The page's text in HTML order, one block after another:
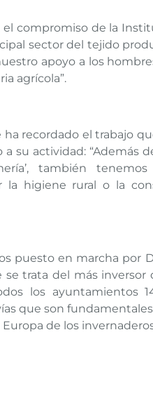
el compromiso de la
sector del tejido
apoyo a los
agrícola”.
recordado el trabajo
su actividad: “Además
también
la higiene rural o la
puesto en marcha por
se trata del más
los ayuntamientos
que son
de los